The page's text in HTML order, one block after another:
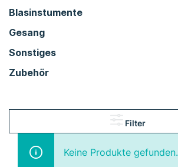
Blasinstumente
Gesang
Sonstiges
Zubehör
Filter
Keine Produkte gefunden.